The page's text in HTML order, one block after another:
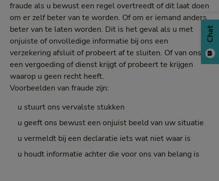
fraude als u bewust een regel overtreedt of dit laat doen
om er zelf beter van te worden. Of om er iemand anders
beter van te laten worden. Dit is het geval als u met
onjuiste of onvolledige informatie bij ons een
verzekering afsluit of probeert af te sluiten. Of van ons
een vergoeding of dienst krijgt of probeert te krijgen
waarop u geen recht heeft.
Voorbeelden van fraude zijn:
u stuurt ons vervalste stukken
u geeft ons bewust een onjuist beeld van uw situatie
u vermeldt bij een declaratie iets wat niet waar is
u houdt informatie achter die voor ons van belang is
Chat